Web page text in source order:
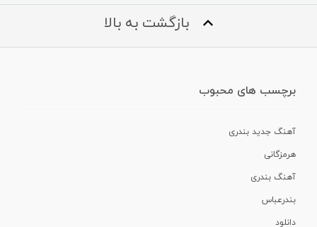
بازگشت به بالا
برچسب های محبوب
آهنگ جدید بندری
هرمزگانی
آهنگ بندری
بندرعباس
دانلود